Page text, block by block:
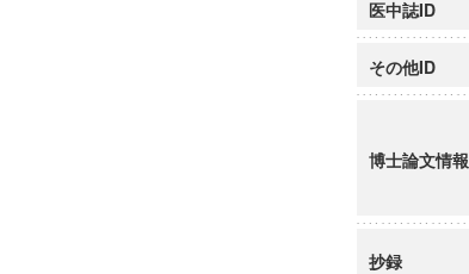
医中誌ID
その他ID
博士論文情報
抄録